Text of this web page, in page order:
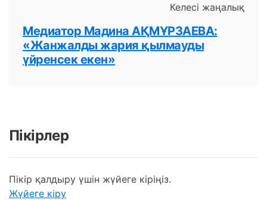
Келесі жаңалық
Медиатор Мадина АҚМҰРЗАЕВА:
«Жанжалды жария қылмауды
үйренсек екен»
Пікірлер
Пікір қалдыру үшін жүйеге кіріңіз.
Жүйеге кіру